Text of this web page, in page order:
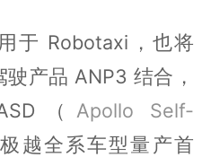
于 Robotaxi，也将
产品 ANP3 结合，
（ Apollo Self-
越全系车型量产首